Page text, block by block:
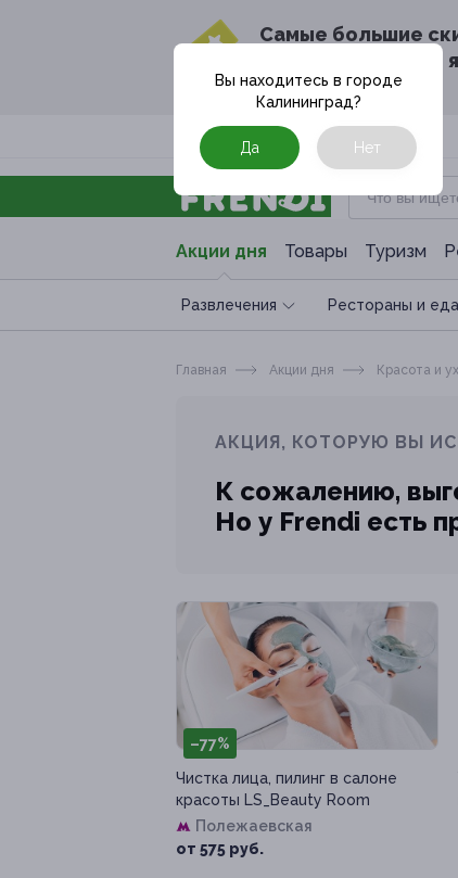
Cамые большие
в твоём почтовом
Москва
Акции дня Товары Туризм
Развлечения Рестораны и еда
Вы находитесь в городе
Калининград?
Да Нет
Главная Акции дня Красота и
АКЦИЯ, КОТОРУЮ ВЫ
К сожалению,
Но у Frendi есть
–77%
Чистка лица, пилинг в салоне
красоты LS_Beauty Room
Полежаевская
от 575 руб.